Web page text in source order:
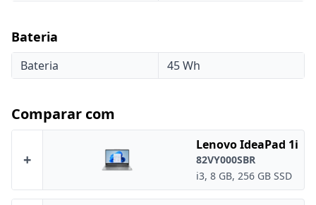
Bateria
Bateria 45 Wh
Comparar com
+
Lenovo IdeaPad 1i
82VY000SBR
i3, 8 GB, 256 GB SSD